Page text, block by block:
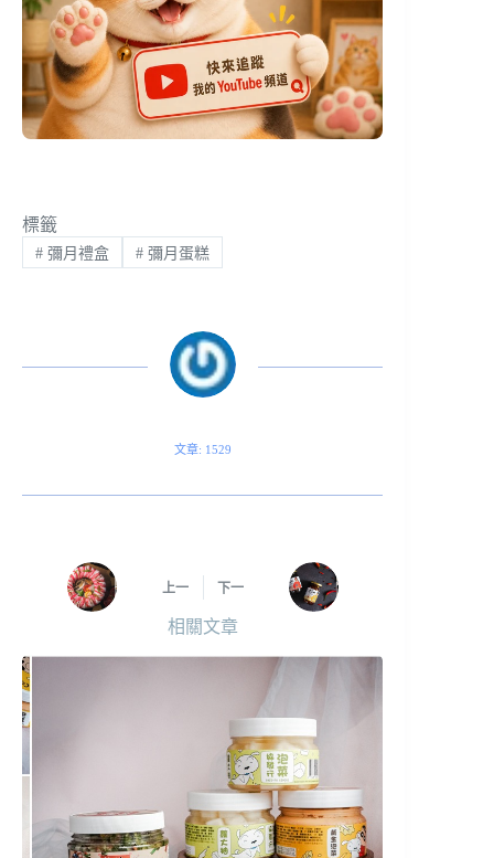
標籤
#彌月禮盒 #彌月蛋糕
文章: 1529
上一 下一
相關文章